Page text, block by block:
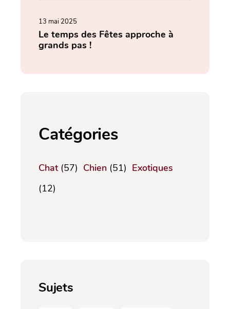
13 mai 2025
Le temps des Fêtes approche à
grands pas !
Catégories
Chat(57) Chien (51) Exotiques
(12)
Sujets